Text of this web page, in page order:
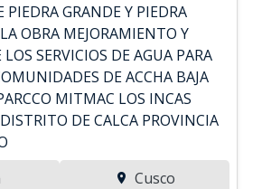
PIEDRA GRANDE Y PIEDRA
OBRA MEJORAMIENTO Y
SERVICIOS DE AGUA PARA
DE ACCHA BAJA
MITMAC LOS INCAS
DE CALCA PROVINCIA
Cusco